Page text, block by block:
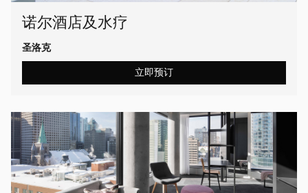
诺尔酒店及水疗
圣洛克
立即预订